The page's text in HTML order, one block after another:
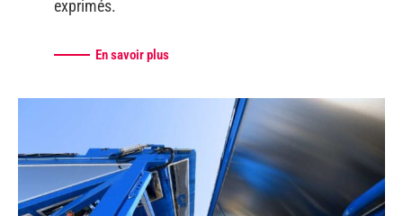
exprimés.
En savoir plus